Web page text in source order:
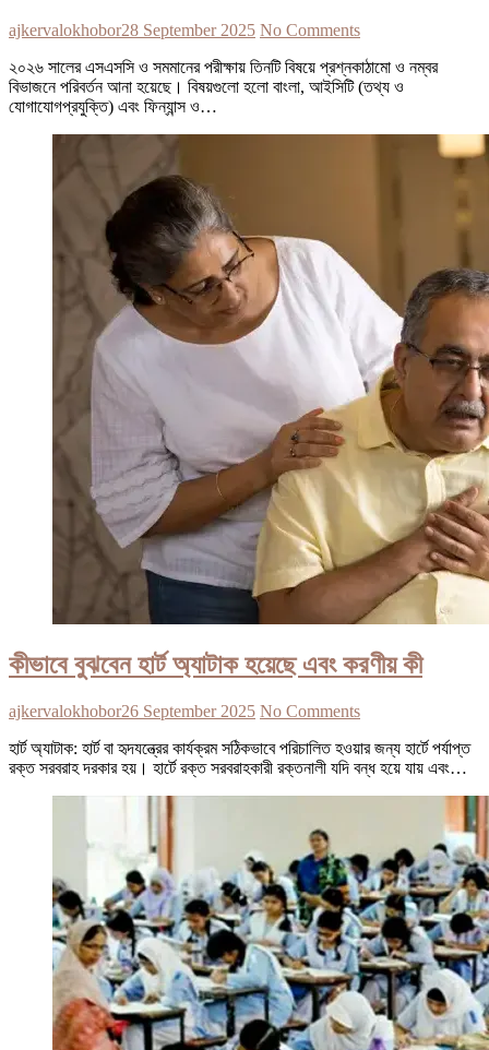
ajkervalokhobor28 September 2025 No Comments
২০২৬ সালের এসএসসি ও সমমানের পরীক্ষায় তিনটি বিষয়ে প্রশ্নকাঠামো ও নম্বর
বিভাজনে পরিবর্তন আনা হয়েছে। বিষয়গুলো হলো বাংলা, আইসিটি (তথ্য ও
যোগাযোগপ্রযুক্তি) এবং ফিন্যান্স ও…
কীভাবে বুঝবেন হার্ট অ্যাটাক হয়েছে এবং করণীয় কী
ajkervalokhobor26 September 2025 No Comments
হার্ট অ্যাটাক: হার্ট বা হৃদযন্ত্রের কার্যক্রম সঠিকভাবে পরিচালিত হওয়ার জন্য হার্টে পর্যাপ্ত
রক্ত সরবরাহ দরকার হয়। হার্টে রক্ত সরবরাহকারী রক্তনালী যদি বন্ধ হয়ে যায় এবং…